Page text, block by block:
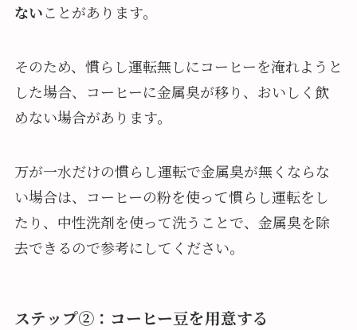
ないことがあります。
そのため、慣らし運転無しにコーヒーを淹れようと
した場合、コーヒーに金属臭が移り、おいしく飲
めない場合があります。
万が一水だけの慣らし運転で金属臭が無くならな
い場合は、コーヒーの粉を使って慣らし運転をし
たり、中性洗剤を使って洗うことで、金属臭を除
去できるので参考にしてください。
ステップ②：コーヒー豆を用意する